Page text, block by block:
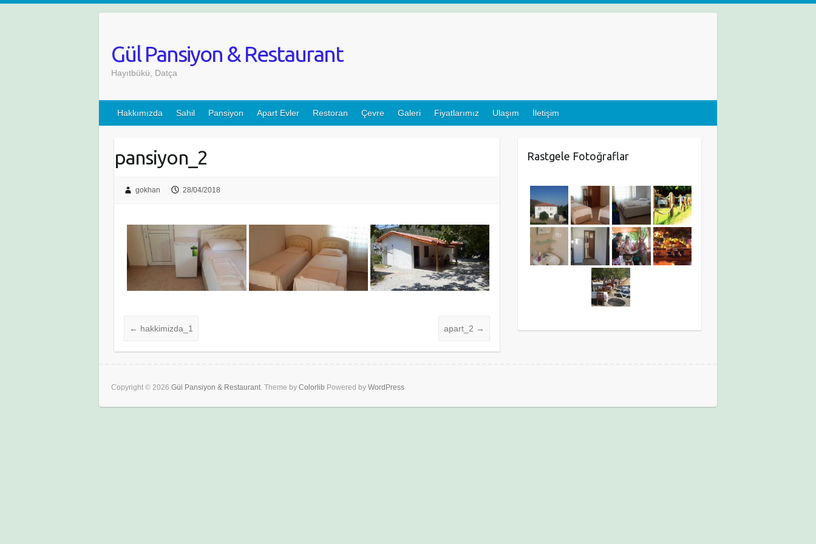
Gül Pansiyon & Restaurant
Hayıtbükü, Datça
Hakkımızda Sahil Pansiyon Apart Evler Restoran Çevre Galeri Fiyatlarımız Ulaşım İletişim
pansiyon_2
gokhan 28/04/2018
← hakkimizda_1 apart_2 →
Rastgele Fotoğraflar
Copyright © 2026 Gül Pansiyon & Restaurant. Theme by Colorlib Powered by WordPress